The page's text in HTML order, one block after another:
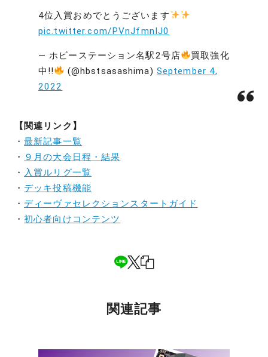
4位入賞おめでとうございます
pic.twitter.com/PVnJfmnIJ0
— ホビーステーション名駅2号店
買取強化
中!!
(@hbstsasashima) September 4,
2022
【関連リンク】
・最新記事一覧
・ ９月の大会日程・結果
・ 入賞ルリグ一覧
・ デッキ投稿機能
・ ディーヴァセレクションスタートガイド
・初心者向けコンテンツ
関連記事